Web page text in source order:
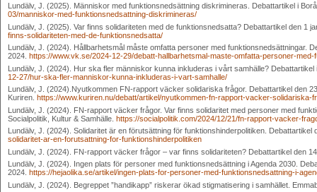
Lundälv, J. (2025). Människor med funktionsnedsättning diskrimineras. Debattartikel i
03/manniskor-med-funktionsnedsattning-diskrimineras/
Lundälv, J. (2025). Var finns solidariteten med de funktionsnedsatta? Debattartikel den 1
finns-solidariteten-med-de-funktionsnedsatta/
Lundälv, J. (2024). Hållbarhetsmål måste omfatta personer med funktionsnedsättningar.
2024. https://www.vk.se/2024-12-29/debatt-hallbarhetsmal-maste-omfatta-personer-
Lundälv, J. (2024). Hur ska fler människor kunna inkluderas i vårt samhälle?
12-27/hur-ska-fler-manniskor-kunna-inkluderas-i-vart-samhalle/
Lundälv, J. (2024).Nyutkommen FN-rapport väcker solidariska frågor. Debattartikel den
Kuriren. https://www.kuriren.nu/debatt/artikel/nyutkommen-fn-rapport-vacker-solidariska-
Lundälv, J. (2024). FN-rapport väcker frågor. Var finns solidaritet med personer med
Socialpolitik, Kultur & Samhälle. https://socialpolitik.com/2024/12/21/fn-rapport-vacker-
Lundälv, J. (2024). Solidaritet är en förutsättning för funktionshinderpolitiken. Debattartikel
solidaritet-ar-en-forutsattning-for-funktionshinderpolitiken
Lundälv, J. (2024). FN-rapport väcker frågor – var finns solidariteten? Debattartikel den
Lundälv, J. (2024). Ingen plats för personer med funktionsnedsättning i Agenda 2030.
2024. https://hejaolika.se/artikel/ingen-plats-for-personer-med-funktionsnedsattning-i-
Lundälv, J. (2024). Begreppet ”handikapp” riskerar ökad stigmatisering i samhället.